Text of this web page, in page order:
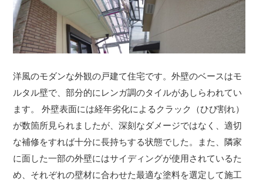
洋風のモダンな外観の戸建て住宅です。外壁のベースはモ
ルタル壁で、部分的にレンガ調のタイルがあしらわれてい
ます。 外壁表面には経年劣化によるクラック（ひび割れ）
が数箇所見られましたが、深刻なダメージではなく、適切
な補修をすれば十分に長持ちする状態でした。また、隣家
に面した一部の外壁にはサイディングが使用されているた
め、それぞれの壁材に合わせた最適な塗料を選定して施工